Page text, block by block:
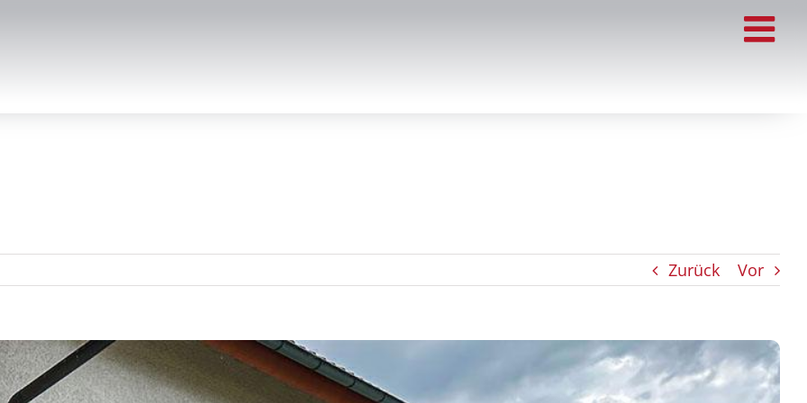
Zurück Vor